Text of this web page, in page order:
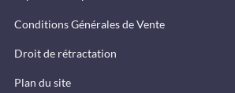
Conditions Générales de Vente
Droit de rétractation
Plan du site